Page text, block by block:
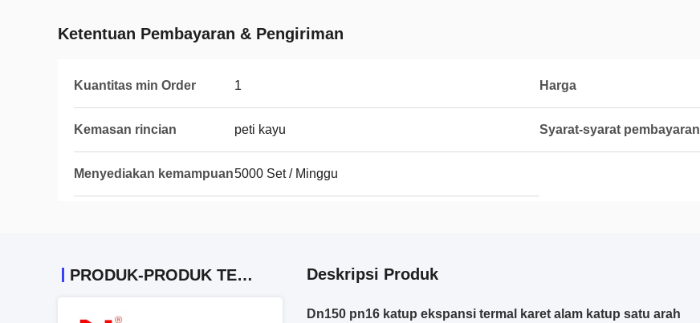
Ketentuan Pembayaran & Pengiriman
Kuantitas min Order 1 Harga
Kemasan rincian peti kayu Syarat-syarat pembayaran
Menyediakan kemampuan5000 Set / Minggu
PRODUK-PRODUK TERKAIT Deskripsi Produk
Dn150 pn16 katup ekspansi termal karet alam katup satu arah